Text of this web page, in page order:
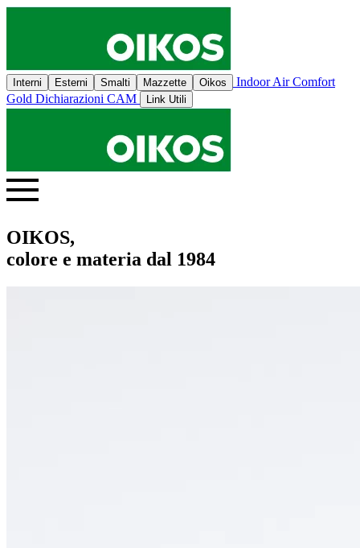
Interni Esterni Smalti Mazzette Oikos
Indoor Air Comfort
Gold Dichiarazioni CAM Link Utili
OIKOS,
colore e materia dal 1984